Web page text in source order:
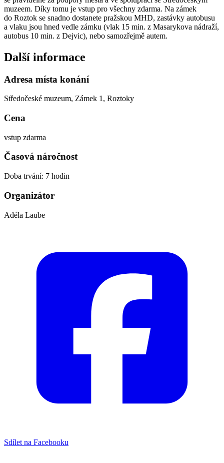
muzeem. Díky tomu je vstup pro všechny zdarma. Na zámek
do Roztok se snadno dostanete pražskou MHD, zastávky autobusu
a vlaku jsou hned vedle zámku (vlak 15 min. z Masarykova nádraží,
autobus 10 min. z Dejvic), nebo samozřejmě autem.
Další informace
Adresa místa konání
Středočeské muzeum, Zámek 1, Roztoky
Cena
vstup zdarma
Časová náročnost
Doba trvání: 7 hodin
Organizátor
Adéla Laube
Sdílet na Facebooku